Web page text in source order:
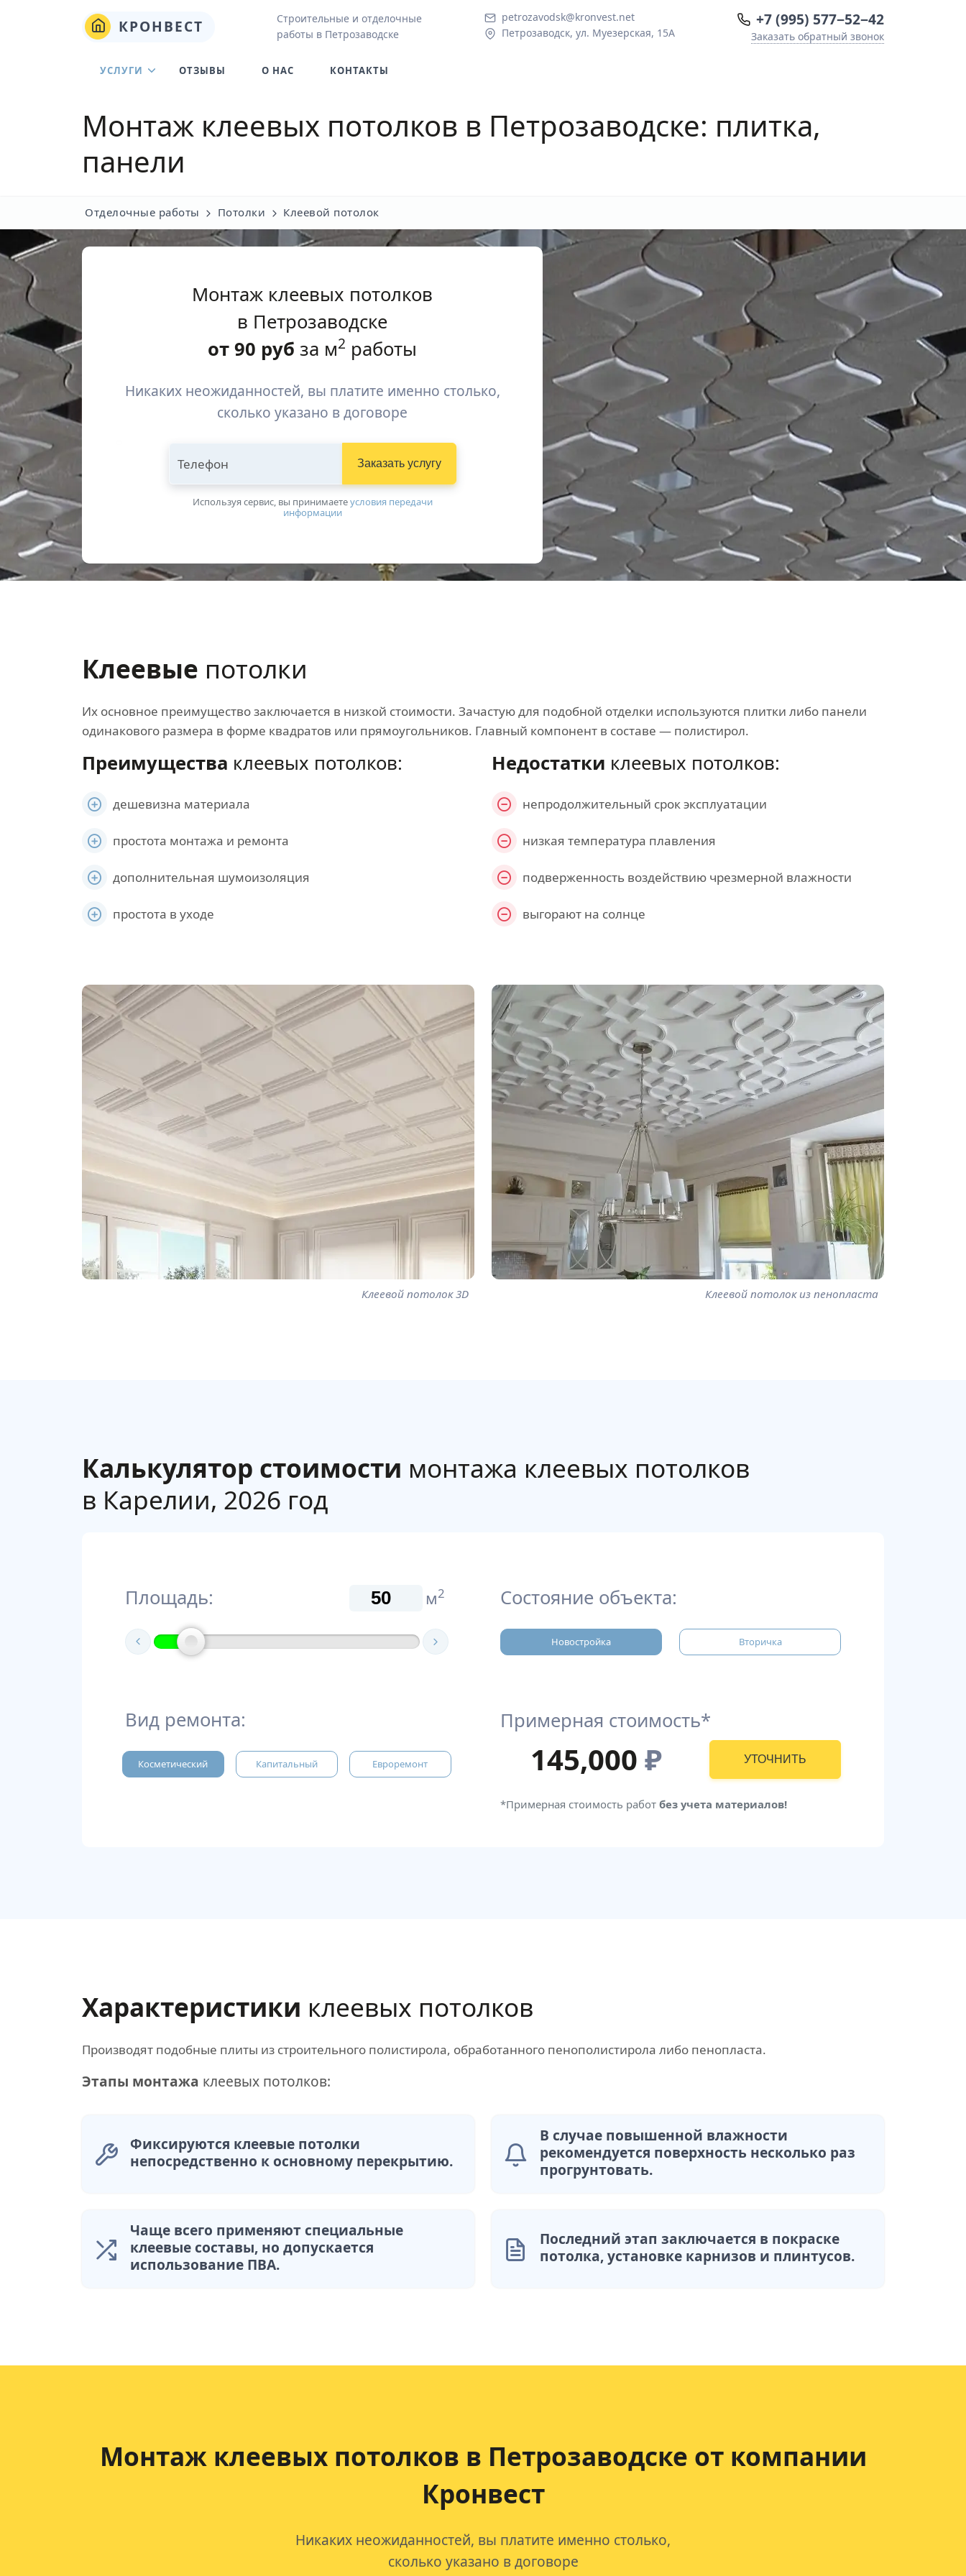
КРОНВЕСТ
Строительные и отделочные
работы в Петрозаводске
petrozavodsk@kronvest.net
Петрозаводск, ул. Муезерская, 15А
+7 (995) 577−52−42
Заказать обратный звонок
УСЛУГИ ОТЗЫВЫ О НАС КОНТАКТЫ
Монтаж клеевых потолков в Петрозаводске: плитка,
панели
Отделочные работы Потолки Клеевой потолок
Монтаж клеевых потолков
в Петрозаводске
от 90 руб за м2 работы
Никаких неожиданностей, вы платите именно столько,
сколько указано в договоре
Телефон Заказать услугу
Используя сервис, вы принимаетeусловия передачи
информации
Клеевые потолки
Их основное преимущество заключается в низкой стоимости. Зачастую для подобной отделки используются плитки либо панели
одинакового размера в форме квадратов или прямоугольников. Главный компонент в составе — полистирол.
Преимущества клеевых потолков:
дешевизна материала
простота монтажа и ремонта
дополнительная шумоизоляция
простота в уходе
Недостатки клеевых потолков:
непродолжительный срок эксплуатации
низкая температура плавления
подверженность воздействию чрезмерной влажности
выгорают на солнце
Клеевой потолок 3D Клеевой потолок из пенопласта
Калькулятор стоимости монтажа клеевых потолков
в Карелии, 2026 год
Площадь: м2
Вид ремонта:
Косметический Капитальный Евроремонт
Состояние объекта:
Новостройка Вторичка
Примерная стоимость*
145,000 ₽ УТОЧНИТЬ
*Примерная стоимость работ без учета материалов!
Характеристики клеевых потолков
Производят подобные плиты из строительного полистирола, обработанного пенополистирола либо пенопласта.
Этапы монтажа клеевых потолков:
Фиксируются клеевые потолки
непосредственно к основному перекрытию.
В случае повышенной влажности
рекомендуется поверхность несколько раз
прогрунтовать.
Чаще всего применяют специальные
клеевые составы, но допускается
использование ПВА.
Последний этап заключается в покраске
потолка, установке карнизов и плинтусов.
Монтаж клеевых потолков в Петрозаводске от компании
Кронвест
Никаких неожиданностей, вы платите именно столько,
сколько указано в договоре